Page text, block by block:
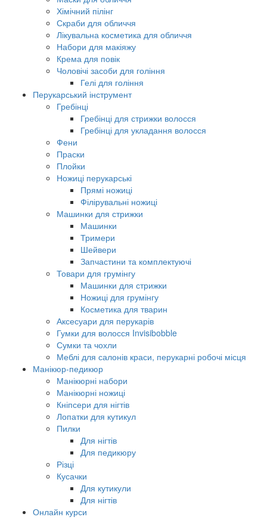
Хімічний пілінг
Скраби для обличчя
Лікувальна косметика для обличчя
Набори для макіяжу
Крема для повік
Чоловічі засоби для гоління
Гелі для гоління
Перукарський інструмент
Гребінці
Гребінці для стрижки волосся
Гребінці для укладання волосся
Фени
Праски
Плойки
Ножиці перукарські
Прямі ножиці
Філірувальні ножиці
Машинки для стрижки
Машинки
Тримери
Шейвери
Запчастини та комплектуючі
Товари для грумінгу
Машинки для стрижки
Ножиці для грумінгу
Косметика для тварин
Аксесуари для перукарів
Гумки для волосся Invisibobble
Сумки та чохли
Меблі для салонів краси, перукарні робочі місця
Манікюр-педикюр
Манікюрні набори
Манікюрні ножиці
Кніпсери для нігтів
Лопатки для кутикул
Пилки
Для нігтів
Для педикюру
Різці
Кусачки
Для кутикули
Для нігтів
Онлайн курси